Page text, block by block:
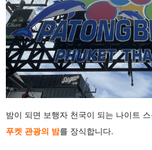
밤이 되면 보행자 천국이 되는 나이트
푸켓 관광의 밤를 장식합니다.